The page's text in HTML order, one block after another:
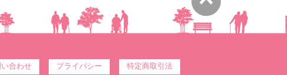
い合わせ プライバシー 特定商取引法